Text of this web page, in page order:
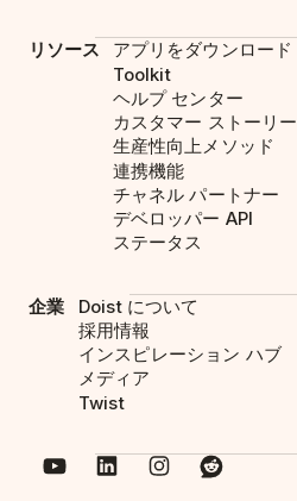
リソース
アプリをダウンロード
Toolkit
ヘルプ センター
カスタマー ストーリー
生産性向上メソッド
連携機能
チャネル パートナー
デベロッパー API
ステータス
企業
Doist について
採用情報
インスピレーション ハブ
メディア
Twist